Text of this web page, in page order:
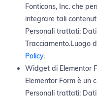
Fonticons, Inc. che
integrare tali
Personali trattati:
Tracciamento.Luogo
Policy.
Widget di Elementor
Elementor Form è un
Personali trattati: